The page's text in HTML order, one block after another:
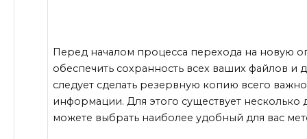
Перед началом процесса перехода на новую
обеспечить сохранность всех ваших файлов и
следует сделать резервную копию всего
информации. Для этого существует несколько
можете выбрать наиболее удобный для вас